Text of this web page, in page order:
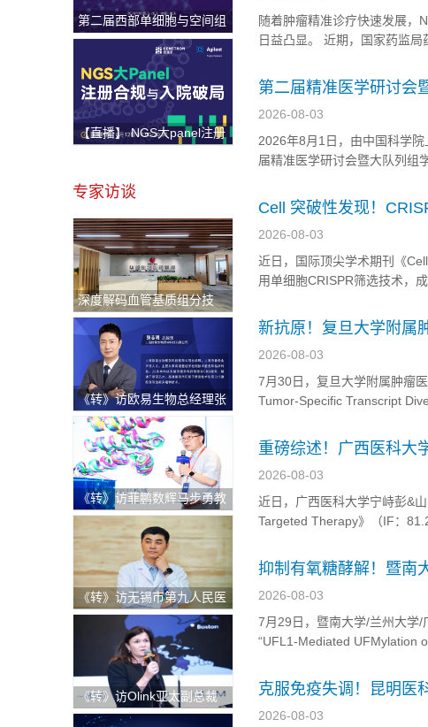
第二届西部单细胞与空间组
学论坛
【直播】 NGS大panel注册
专家访谈
深度解码血管基质组分技
术：重塑退行性骨关节炎治
疗新格局与医疗出海中东新
机遇
《转》访欧易生物总经理张
志明：持续逆势快速增长！
破解科研服务"不可能三
角"的硬核逻辑
《转》访菲鹏数辉马步勇教
授｜AI与分子模拟引领生物
医药创新，“构象选择机制”
开辟药物动态设计新纪元
《转》访无锡市第九人民医
院科教科主任赵刚
《转》访Olink亚太副总裁
Andrea Ballagi博士：新一
随着肿瘤精准诊疗快速发展，
日益凸显。 近期，国家药监
制，并明确提出，抗肿瘤药物
第二届精准医学研讨会
质组重磅国内首发！
2026-08-03
2026年8月1日，由中国科学
届精准医学研讨会暨大队列组
建设、多组学技术、生物大
Cell 突破性发现！
碍
2026-08-03
近日，国际顶尖学术期刊《
用单细胞CRISPR筛选技术，
何力不从心 随着全球人口老龄
新抗原！复旦大学附属
2026-08-03
7月30日，复旦大学附属肿瘤
Tumor-Specific Transcript
重磅综述！广西医科大
苗，开启精准免疫治疗
2026-08-03
近日，广西医科大学宁峙彭&
Targeted Therapy》（IF：
抑制有氧糖酵解！暨南
2026-08-03
7月29日，暨南大学/兰州大学
“UFL1-Mediated UFMylation
克服免疫失调！昆明医
策略
2026-08-03